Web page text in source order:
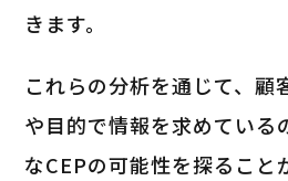
きます。
これらの分析を通じて、顧
や目的で情報を求めている
なCEPの可能性を探ること